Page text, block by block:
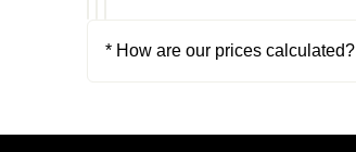
* How are our prices calculated?